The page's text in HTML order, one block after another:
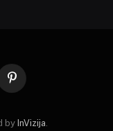
Pinterest
by InVizija